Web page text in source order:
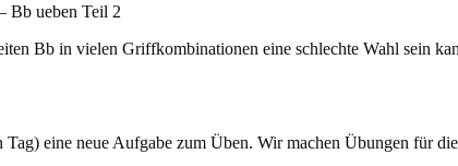
Bb ueben Teil 2
Bb in vielen Griffkombinationen eine schlechte Wahl sein
eine neue Aufgabe zum Üben. Wir machen Übungen für